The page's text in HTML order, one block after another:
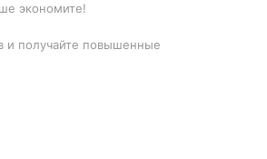
экономите!
и получайте повышенные